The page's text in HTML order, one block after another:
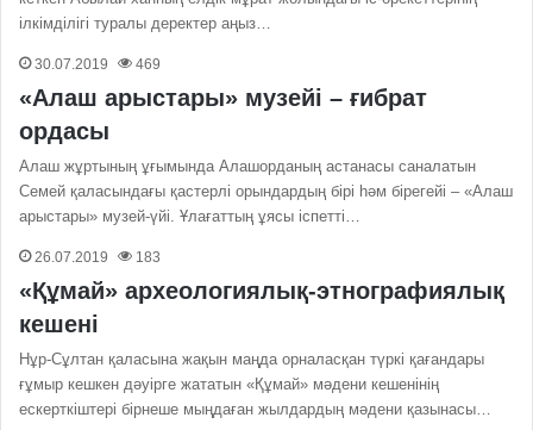
ілкімділігі туралы деректер аңыз…
30.07.2019 469
«Алаш арыстары» музейі – ғибрат
ордасы
Алаш жұртының ұғымында Алашорданың астанасы саналатын
Семей қаласындағы қастерлі орындардың бірі һәм бірегейі – «Алаш
арыстары» музей-үйі. Ұлағаттың ұясы іспетті…
26.07.2019 183
«Құмай» археологиялық-этнографиялық
кешені
Нұр-Сұлтан қаласына жақын маңда орналасқан түркі қағандары
ғұмыр кешкен дәуірге жататын «Құмай» мәдени кешенінің
ескерткіштері бірнеше мыңдаған жылдардың мәдени қазынасы…